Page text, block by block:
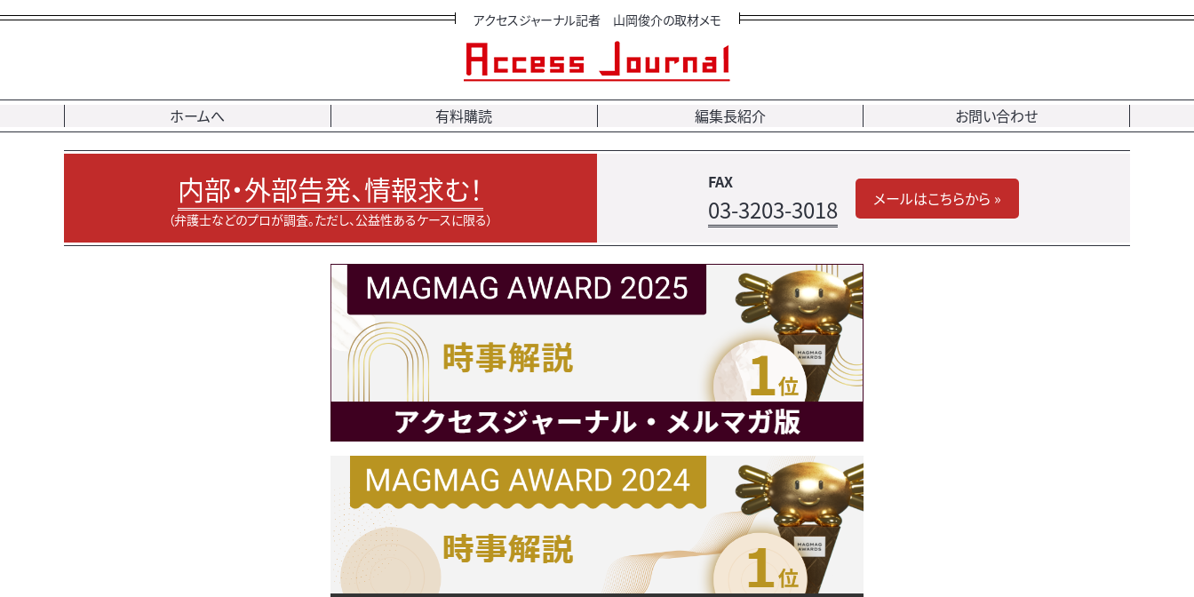
アクセスジャーナル記者 山岡俊介の取材メモ
ホームへ 有料購読 編集長紹介 お問い合わせ
内部・外部告発、情報求む！
（弁護士などのプロが調査。ただし、公益性あるケースに限る）
FAX
03-3203-3018 メールはこちらから »